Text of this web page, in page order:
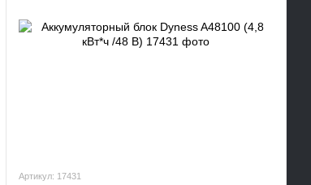
Артикул: 17431